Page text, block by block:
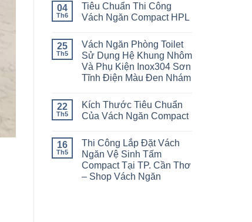
04
Th6
Tiêu Chuẩn Thi Công
Vách Ngăn Compact HPL
25
Th5
Vách Ngăn Phòng Toilet
Sử Dụng Hệ Khung Nhôm
Và Phụ Kiện Inox304 Sơn
Tĩnh Điện Màu Đen Nhám
22
Th5
Kích Thước Tiêu Chuẩn
Của Vách Ngăn Compact
16
Th5
Thi Công Lắp Đặt Vách
Ngăn Vệ Sinh Tấm
Compact Tại TP. Cần Thơ
– Shop Vách Ngăn